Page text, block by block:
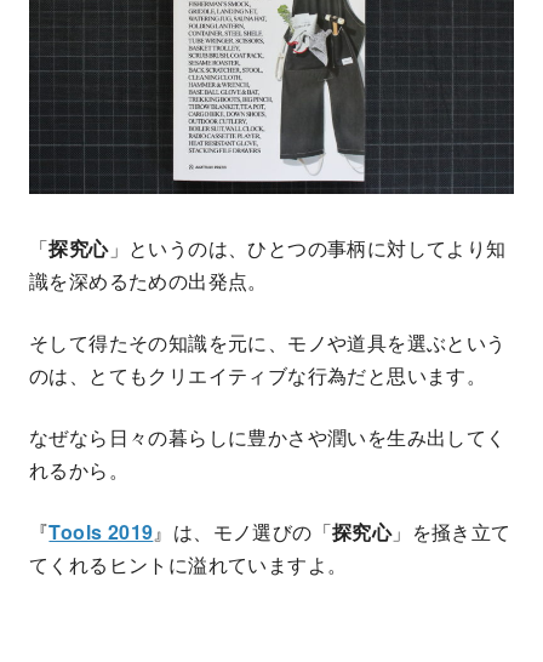
「探究心」というのは、ひとつの事柄に対してより知
識を深めるための出発点。
そして得たその知識を元に、モノや道具を選ぶという
のは、とてもクリエイティブな行為だと思います。
なぜなら日々の暮らしに豊かさや潤いを生み出してく
れるから。
『Tools 2019』は、モノ選びの「探究心」を掻き立て
てくれるヒントに溢れていますよ。